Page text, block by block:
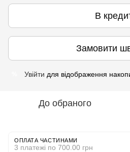
В
Замовити
Увійти для відображення
До обраного
ОПЛАТА ЧАСТИНАМИ
3 платежі по 700.00 грн